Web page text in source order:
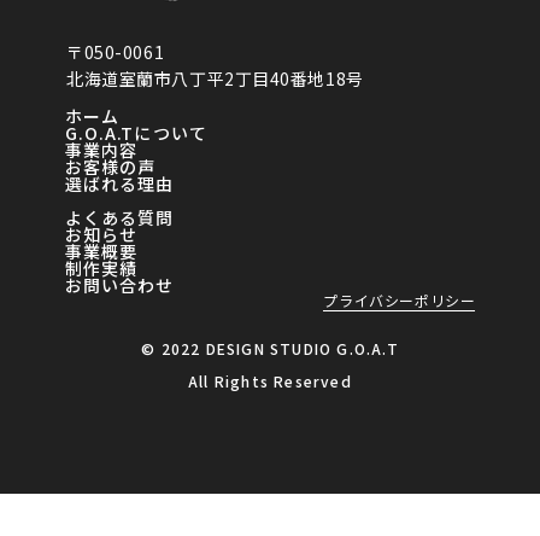
〒050-0061
北海道室蘭市八丁平2丁目40番地18号
ホーム
G.O.A.Tについて
事業内容
お客様の声
選ばれる理由
よくある質問
お知らせ
事業概要
制作実績
お問い合わせ
プライバシーポリシー
© 2022 DESIGN STUDIO G.O.A.T
All Rights Reserved